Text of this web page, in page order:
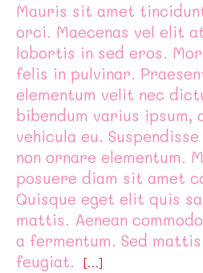
Mauris sit amet
orci. Maecenas vel elit
lobortis in sed eros.
felis in pulvinar.
elementum velit nec
bibendum varius ipsum,
vehicula eu.
non ornare elementum.
posuere diam sit amet
Quisque eget elit quis
mattis. Aenean
a fermentum. Sed
feugiat.
[…]